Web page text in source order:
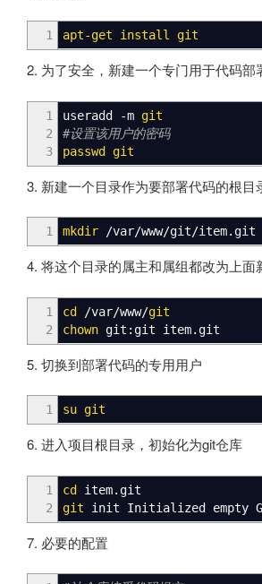
1 apt-get install git
2. 为了安全，新建一个专门用于代码部
1
2
3
useradd -m git
#设置该用户的密码
passwd
git
3. 新建一个目录作为要部署代码的根目
1 mkdir /var/www/git/item.git
4. 将这个目录的属主和属组都改为上面
1
2
cd /var/www/git
chown git:git item.git
5. 切换到部署代码的专用用户
1 su git
6. 进入项目根目录，初始化为git仓库
1
2
cd
item.git
git init Initialized empty
7. 必要的配置